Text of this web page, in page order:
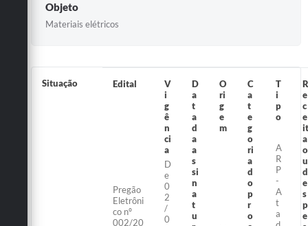
Objeto
Materiais elétricos
Situação Edital
Pregão
Eletrôni
co nº
002/20
V
i
g
ê
n
ci
a
D
e
0
2
/
0
D
a
t
a
d
a
a
s
si
n
a
t
u
O
ri
g
e
m
C
a
t
e
g
o
ri
a
d
o
p
r
o
T
i
p
o
A
R
P
-
A
t
a
R
e
c
e
it
a
o
u
d
e
s
p
e